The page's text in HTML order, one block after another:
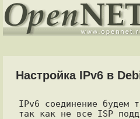
Настройка IPv6 в
IPv6 соединение будем
так как не все ISP